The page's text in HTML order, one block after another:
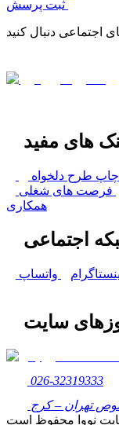
اجتماعی دنبال کنید
های مفید
چاپ طرح دلخواه
فرصت های شغلی
همکاری
اجتماعی
اینستاگرام واتساپ
سایت
026-32319333